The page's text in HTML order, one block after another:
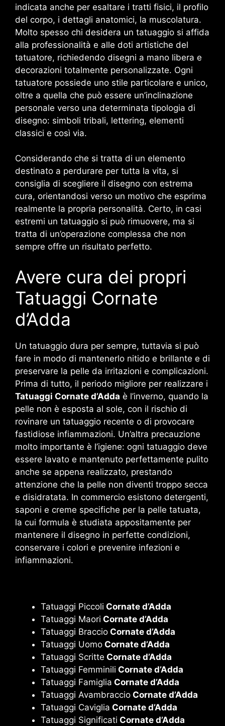
indicata anche per esaltare i tratti fisici, il profilo
del corpo, i dettagli anatomici, la muscolatura.
Molto spesso chi desidera un tatuaggio si affida
alla professionalità e alle doti artistiche del
tatuatore, richiedendo disegni a mano libera e
decorazioni totalmente personalizzate. Ogni
tatuatore possiede uno stile particolare e unico,
oltre a quella che può essere un’inclinazione
personale verso una determinata tipologia di
disegno: simboli tribali, lettering, elementi
classici e così via.
Considerando che si tratta di un elemento
destinato a perdurare per tutta la vita, si
consiglia di scegliere il disegno con estrema
cura, orientandosi verso un motivo che esprima
realmente la propria personalità. Certo, in casi
estremi un tatuaggio si può rimuovere, ma si
tratta di un’operazione complessa che non
sempre offre un risultato perfetto.
Avere cura dei propri
Tatuaggi Cornate
d’Adda
Un tatuaggio dura per sempre, tuttavia si può
fare in modo di mantenerlo nitido e brillante e di
preservare la pelle da irritazioni e complicazioni.
Prima di tutto, il periodo migliore per realizzare i
Tatuaggi Cornate d’Adda è l’inverno, quando la
pelle non è esposta al sole, con il rischio di
rovinare un tatuaggio recente o di provocare
fastidiose infiammazioni. Un’altra precauzione
molto importante è l’igiene: ogni tatuaggio deve
essere lavato e mantenuto perfettamente pulito
anche se appena realizzato, prestando
attenzione che la pelle non diventi troppo secca
e disidratata. In commercio esistono detergenti,
saponi e creme specifiche per la pelle tatuata,
la cui formula è studiata appositamente per
mantenere il disegno in perfette condizioni,
conservare i colori e prevenire infezioni e
infiammazioni.
Tatuaggi Piccoli Cornate d’Adda
Tatuaggi Maori Cornate d’Adda
Tatuaggi Braccio Cornate d’Adda
Tatuaggi Uomo Cornate d’Adda
Tatuaggi Scritte Cornate d’Adda
Tatuaggi Femminili Cornate d’Adda
Tatuaggi Famiglia Cornate d’Adda
Tatuaggi Avambraccio Cornate d’Adda
Tatuaggi Caviglia Cornate d’Adda
Tatuaggi Significati Cornate d’Adda